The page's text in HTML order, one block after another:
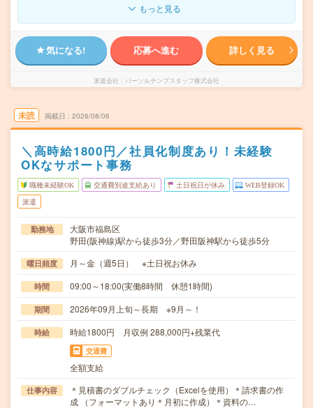
もっと見る
気になる! 応募へ進む 詳しく見る
派遣会社 パーソルテンプスタッフ株式会社
未読 掲載日 2026/08/06
＼高時給1800円／社員化制度あり！未経験
OKなサポート事務
職種未経験OK 交通費別途支給あり 土日祝日が休み WEB登録OK
派遣
勤務地
大阪市福島区
野田(阪神線)駅から徒歩3分／野田阪神駅から徒歩5分
曜日頻度 月～金（週5日） ※土日祝お休み
時間 09:00～18:00(実働8時間 休憩1時間)
期間 2026年09月上旬～長期 ※9月～！
時給 時給1800円 月収例 288,000円+残業代
交通費
全額支給
仕事内容
＊見積書のダブルチェック（Excelを使用）＊請求書の作
成 （フォーマットあり＊月初に作成）＊資料の…